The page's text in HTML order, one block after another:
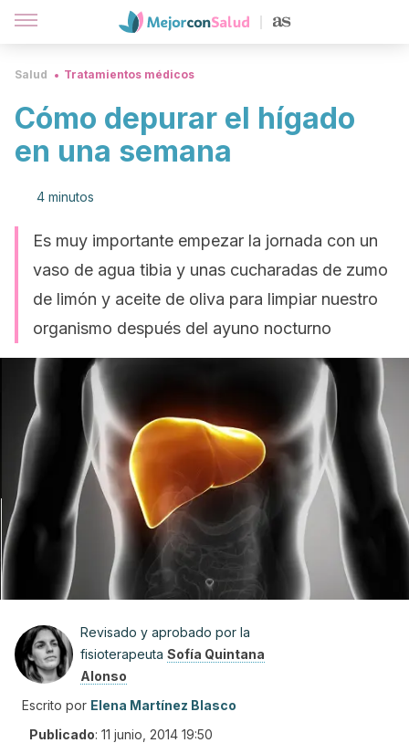
Salud Tratamientos médicos
Cómo depurar el hígado
en una semana
4 minutos
Es muy importante empezar la jornada con un
vaso de agua tibia y unas cucharadas de zumo
de limón y aceite de oliva para limpiar nuestro
organismo después del ayuno nocturno
Revisado y aprobado por la
fisioterapeuta Sofía Quintana
Alonso
Escrito por Elena Martínez Blasco
Publicado: 11 junio, 2014 19:50